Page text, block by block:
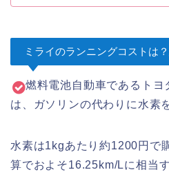
ミライのランニングコストは
燃料電池自動車であるトヨ
は、ガソリンの代わりに水素
水素は1kgあたり約1200円で
算でおよそ16.25km/Lに相当